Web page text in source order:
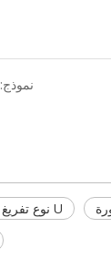
نموذج:
U نوع تفريغ نصف مقطورة